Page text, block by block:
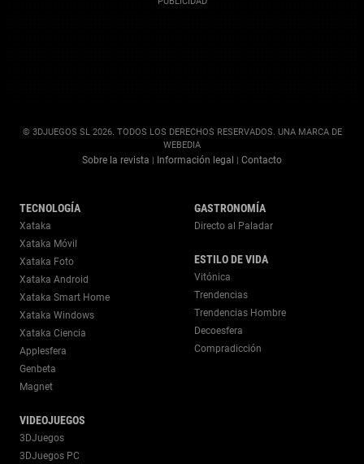
© 3DJUEGOS SL 2026. TODOS LOS DERECHOS RESERVADOS. UNA MARCA DE
WEBEDIA
Sobre la revista Información legal Contacto
TECNOLOGÍA
Xataka
Xataka Móvil
Xataka Foto
Xataka Android
Xataka Smart Home
Xataka Windows
Xataka Ciencia
Applesfera
Genbeta
Magnet
VIDEOJUEGOS
3DJuegos
3DJuegos PC
GASTRONOMÍA
Directo al Paladar
ESTILO DE VIDA
Vitónica
Trendencias
Trendencias Hombre
Decoesfera
Compradicción